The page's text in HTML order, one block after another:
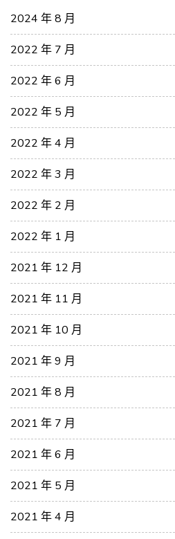
2024 年 8 月
2022 年 7 月
2022 年 6 月
2022 年 5 月
2022 年 4 月
2022 年 3 月
2022 年 2 月
2022 年 1 月
2021 年 12 月
2021 年 11 月
2021 年 10 月
2021 年 9 月
2021 年 8 月
2021 年 7 月
2021 年 6 月
2021 年 5 月
2021 年 4 月